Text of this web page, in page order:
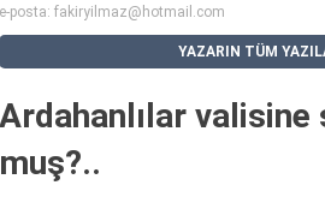
e-posta: fakiryilmaz@hotmail.com
YAZARIN TÜM
Ardahanlılar valisine
muş?..